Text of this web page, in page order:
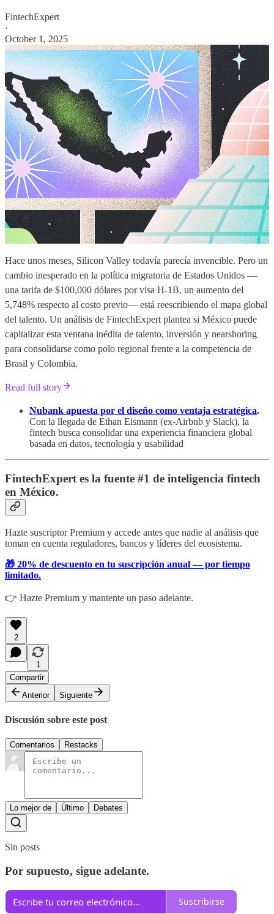
FintechExpert
·
October 1, 2025
Hace unos meses, Silicon Valley todavía parecía invencible. Pero un
cambio inesperado en la política migratoria de Estados Unidos —
una tarifa de $100,000 dólares por visa H-1B, un aumento del
5,748% respecto al costo previo— está reescribiendo el mapa global
del talento. Un análisis de FintechExpert plantea si México puede
capitalizar esta ventana inédita de talento, inversión y nearshoring
para consolidarse como polo regional frente a la competencia de
Brasil y Colombia.
Read full story
Nubank apuesta por el diseño como ventaja estratégica.
Con la llegada de Ethan Eismann (ex-Airbnb y Slack), la
fintech busca consolidar una experiencia financiera global
basada en datos, tecnología y usabilidad
FintechExpert es la fuente #1 de inteligencia fintech
en México.
Hazte suscriptor Premium y accede antes que nadie al análisis que
toman en cuenta reguladores, bancos y líderes del ecosistema.
🎁 20% de descuento en tu suscripción anual — por tiempo
limitado.
👉 Hazte Premium y mantente un paso adelante.
2
1
Compartir
Anterior
Siguiente
Discusión sobre este post
Comentarios Restacks
Lo mejor de Último Debates
Sin posts
Por supuesto, sigue adelante.
Suscribirse